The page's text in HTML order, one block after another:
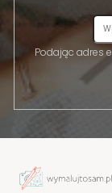
Podając adres